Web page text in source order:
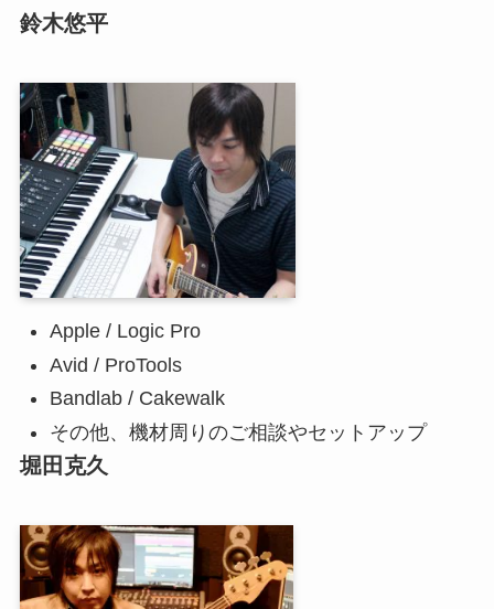
鈴木悠平
Apple / Logic Pro
Avid / ProTools
Bandlab / Cakewalk
その他、機材周りのご相談やセットアップ
堀田克久